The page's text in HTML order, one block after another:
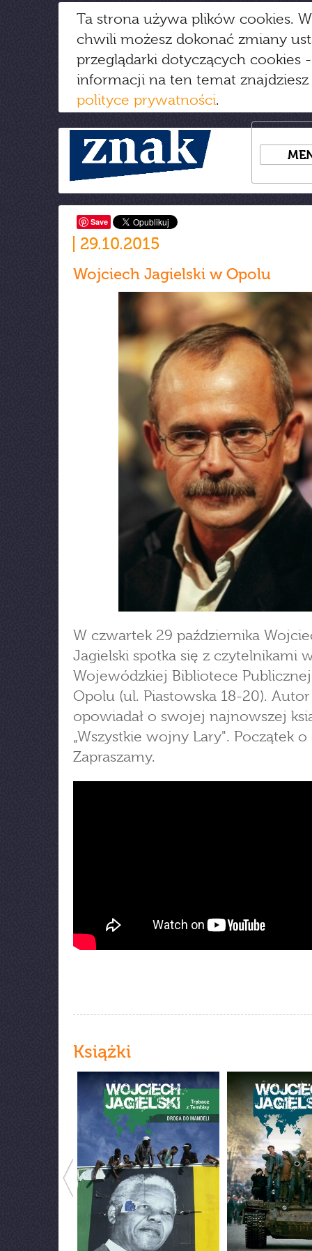
Ta strona używa plików cookies.
chwili możesz dokonać zmiany
przeglądarki dotyczących cookies
informacji na ten temat
polityce prywatności.
Save
29.10.2015
Wojciech Jagielski w Opolu
W czwartek 29 października
Jagielski spotka się z czytelnikami
Wojewódzkiej Bibliotece
Opolu (ul. Piastowska 18-20).
opowiadał o swojej najnowszej
„Wszystkie wojny Lary". Początek o
Zapraszamy.
Książki